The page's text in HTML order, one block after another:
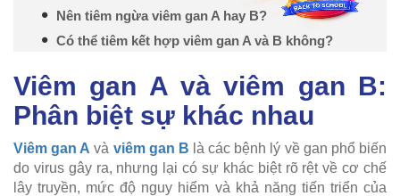
Nên tiêm ngừa viêm gan A hay B?
Có thể tiêm kết hợp viêm gan A và B không?
Viêm gan A và viêm gan B:
Phân biệt sự khác nhau
Viêm gan A và viêm gan B là các bệnh lý về gan phổ biến
do virus gây ra, nhưng lại có sự khác biệt rõ rệt về cơ chế
lây truyền, mức độ nguy hiểm và khả năng tiến triển của